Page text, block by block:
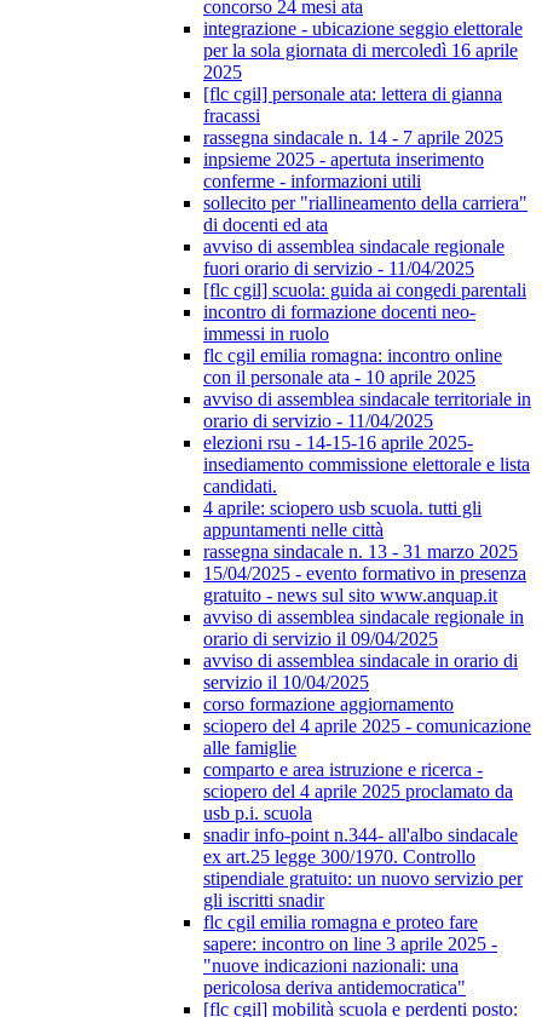
concorso 24 mesi ata
integrazione - ubicazione seggio elettorale
per la sola giornata di mercoledì 16 aprile
2025
[flc cgil] personale ata: lettera di gianna
fracassi
rassegna sindacale n. 14 - 7 aprile 2025
inpsieme 2025 - apertuta inserimento
conferme - informazioni utili
sollecito per "riallineamento della carriera"
di docenti ed ata
avviso di assemblea sindacale regionale
fuori orario di servizio - 11/04/2025
[flc cgil] scuola: guida ai congedi parentali
incontro di formazione docenti neo-
immessi in ruolo
flc cgil emilia romagna: incontro online
con il personale ata - 10 aprile 2025
avviso di assemblea sindacale territoriale in
orario di servizio - 11/04/2025
elezioni rsu - 14-15-16 aprile 2025-
insediamento commissione elettorale e lista
candidati.
4 aprile: sciopero usb scuola. tutti gli
appuntamenti nelle città
rassegna sindacale n. 13 - 31 marzo 2025
15/04/2025 - evento formativo in presenza
gratuito - news sul sito www.anquap.it
avviso di assemblea sindacale regionale in
orario di servizio il 09/04/2025
avviso di assemblea sindacale in orario di
servizio il 10/04/2025
corso formazione aggiornamento
sciopero del 4 aprile 2025 - comunicazione
alle famiglie
comparto e area istruzione e ricerca -
sciopero del 4 aprile 2025 proclamato da
usb p.i. scuola
snadir info-point n.344- all'albo sindacale
ex art.25 legge 300/1970. Controllo
stipendiale gratuito: un nuovo servizio per
gli iscritti snadir
flc cgil emilia romagna e proteo fare
sapere: incontro on line 3 aprile 2025 -
"nuove indicazioni nazionali: una
pericolosa deriva antidemocratica"
[flc cgil] mobilità scuola e perdenti posto: